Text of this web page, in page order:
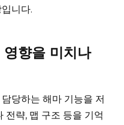
니다.
향을 미치나
당하는 해마 기능을 저
전략, 맵 구조 등을 기억